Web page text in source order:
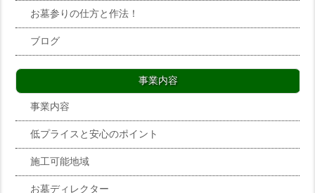
お墓参りの仕方と作法！
ブログ
事業内容
事業内容
低プライスと安心のポイント
施工可能地域
お墓ディレクター